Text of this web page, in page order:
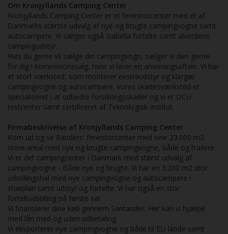
Om Kronjyllands Camping Center
Kronjyllands Camping Center er et feriestorcenter med et af
Danmarks største udvalg af nye og brugte campingvogne samt
autocampere. Vi sælger også Isabella fortelte samt alverdens
campingudstyr..
Hvis du gerne vil sælge din campingvogn, sælger vi den gerne
for dig i kommisionssalg, hvor vi laver en anvisningsaftale. Vi har
et stort værksted, som monterer ekstraudstyr og klargør
campingvogne og autocampere. Vores skadesværksted er
specialiseret i at udbedre forsikringsskader og vi er DCU
testcenter samt certificeret af Teknologisk Institut.
Firmabeskrivelse af Kronjyllands Camping Center
Kom ud og se Randers' feriestorcenter med sine 23.000 m2
store areal med nye og brugte campingvogne, både og trailere.
Vi er det campingcenter i Danmark med størst udvalg af
campingvogne - Både nye og brugte. Vi har en 3.200 m2 stor
udstillingshal med nye campingvogne og autocampere i
stueplan samt udstyr og fortelte. Vi har også en stor
forteltudstilling på første sal.
Vi finansierer dine køb gennem Santander. Her kan vi hjælpe
med lån med og uden udbetaling.
Vi eksporterer nye campingvogne og både til EU-lande samt